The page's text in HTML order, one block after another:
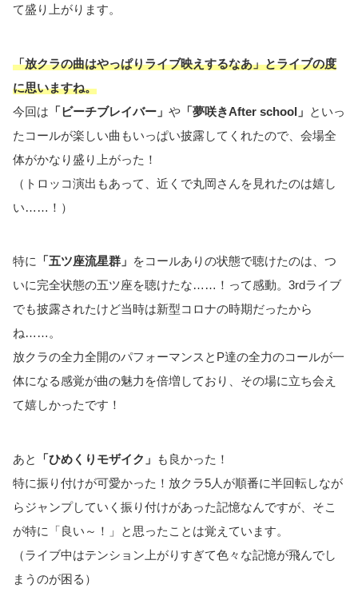
て盛り上がります。
「放クラの曲はやっぱりライブ映えするなあ」とライブの度
に思いますね。
今回は 「ビーチブレイバー」 や 「夢咲きAfter school」 といっ
たコールが楽しい曲もいっぱい披露してくれたので、会場全
体がかなり盛り上がった！
（トロッコ演出もあって、近くで丸岡さんを見れたのは嬉し
い……！）
特に 「五ツ座流星群」 をコールありの状態で聴けたのは、つ
いに完全状態の五ツ座を聴けたな……！って感動。3rdライブ
でも披露されたけど当時は新型コロナの時期だったから
ね……。
放クラの全力全開のパフォーマンスとP達の全力のコールが一
体になる感覚が曲の魅力を倍増しており、その場に立ち会え
て嬉しかったです！
あと 「ひめくりモザイク」
も良かった！
特に振り付けが可愛かった！放クラ5人が順番に半回転しなが
らジャンプしていく振り付けがあった記憶なんですが、そこ
が特に「良い～！」と思ったことは覚えています。
（ライブ中はテンション上がりすぎて色々な記憶が飛んでし
まうのが困る）